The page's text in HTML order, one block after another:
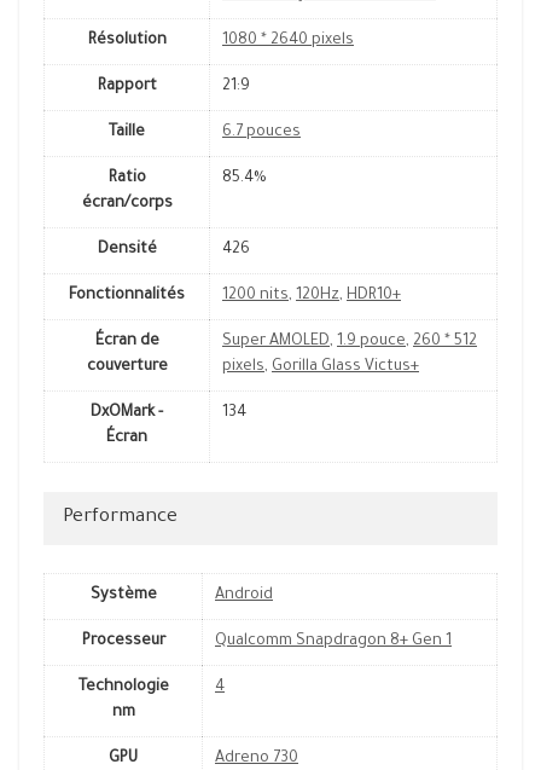
Résolution 1080 * 2640 pixels
Rapport 21:9
Taille 6.7 pouces
Ratio
écran/corps
85.4%
Densité 426
Fonctionnalités 1200 nits, 120Hz, HDR10+
Écran de
couverture
Super AMOLED, 1.9 pouce, 260 * 512
pixels, Gorilla Glass Victus+
DxOMark -
Écran
134
Performance
Système Android
Processeur Qualcomm Snapdragon 8+ Gen 1
Technologie
nm
4
GPU Adreno 730